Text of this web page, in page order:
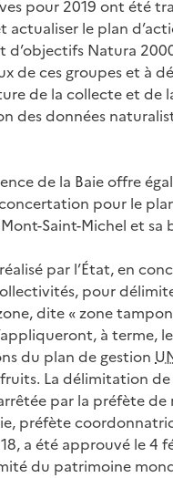
pour 2019 ont été
actualiser le plan
d’objectifs Natura
de ces groupes et à
de la collecte et de
des données
de la Baie offre
pour le
Saint-Michel et sa
par l’État, en
pour
dite « zone
à terme,
du plan de gestion
La délimitation
par la préfète de
préfète
a été approuvé le 4
du patrimoine